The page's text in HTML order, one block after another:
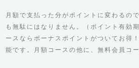
月額で支払った分がポイントに変わるの
も無駄にはなりません。（ポイント有効
ースならボーナスポイントがついてお得
能です。月額コースの他に、無料会員コ